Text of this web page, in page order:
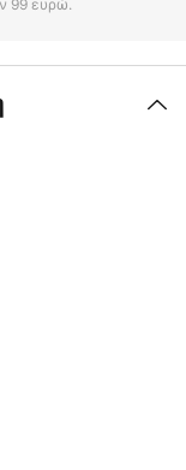
99 ευρώ.